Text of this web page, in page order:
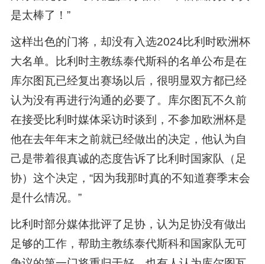
是太棒了！”
这样出色的门将，却没有入选2024比利时欧洲杯
大名单。比利时主教练泰代斯科的名单公布是在
库尔图瓦已经复出赛场以后，很明显双方都已经
认为没有再进行沟通的必要了。库尔图瓦不久前
在接受比利时媒体采访时谈到，不参加欧洲杯是
他在去年年末之前就已经做出的决定，他认为自
己是带着很真诚的态度告诉了比利时国家队（足
协）这个决定，“因为我那时真的不知道赛季末会
是什么情况。”
比利时部分媒体批评了足协，认为足协没有做出
足够的工作，帮助主教练泰代斯科和国家队无可